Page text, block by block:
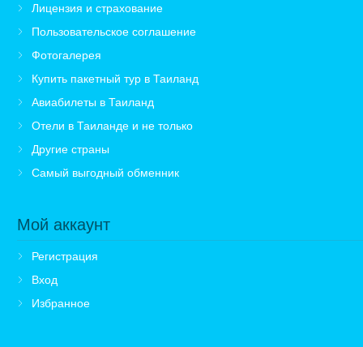
Лицензия и страхование
Пользовательское соглашение
Фотогалерея
Купить пакетный тур в Таиланд
Авиабилеты в Таиланд
Отели в Таиланде и не только
Другие страны
Самый выгодный обменник
Мой аккаунт
Регистрация
Вход
Избранное